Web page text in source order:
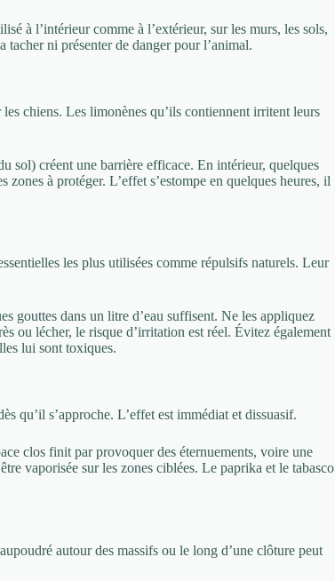
à l’intérieur comme à l’extérieur, sur les murs, les sols,
tacher ni présenter de danger pour l’animal.
chiens. Les limonènes qu’ils contiennent irritent leurs
sol) créent une barrière efficace. En intérieur, quelques
à protéger. L’effet s’estompe en quelques heures, il
les plus utilisées comme répulsifs naturels. Leur
gouttes dans un litre d’eau suffisent. Ne les appliquez
ou lécher, le risque d’irritation est réel. Évitez également
lui sont toxiques.
qu’il s’approche. L’effet est immédiat et dissuasif.
clos finit par provoquer des éternuements, voire une
vaporisée sur les zones ciblées. Le paprika et le tabasco
autour des massifs ou le long d’une clôture peut